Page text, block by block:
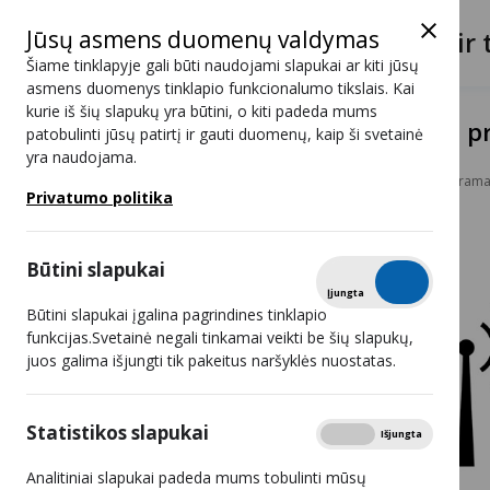
Jūsų asmens duomenų valdymas
Šiame tinklapyje gali būti naudojami slapukai ar kiti jūsų
asmens duomenys tinklapio funkcionalumo tikslais. Kai
kurie iš šių slapukų yra būtini, o kiti padeda mums
patobulinti jūsų patirtį ir gauti duomenų, kaip ši svetainė
yra naudojama.
Privatumo politika
Būtini slapukai
Tikrinti
Įjungta
Būtini slapukai įgalina pagrindines tinklapio
funkcijas.Svetainė negali tinkamai veikti be šių slapukų,
juos galima išjungti tik pakeitus naršyklės nuostatas.
Statistikos slapukai Rodyti Išjungta
Analitiniai slapukai padeda mums tobulinti mūsų
Lietuvos radijo ir
Paskelbtas konkursas radijo
Paskelbtas konkursas radijo